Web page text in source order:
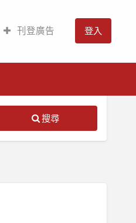
刊登廣告 登入
搜尋